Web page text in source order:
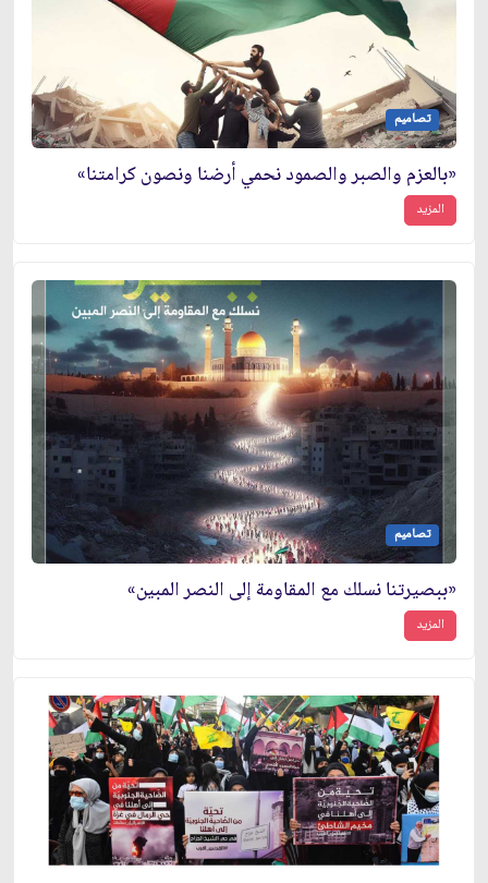
تصاميم
«بالعزم والصبر والصمود نحمي أرضنا ونصون كرامتنا»
المزيد
تصاميم
«ببصيرتنا نسلك مع المقاومة إلى النصر المبين»
المزيد